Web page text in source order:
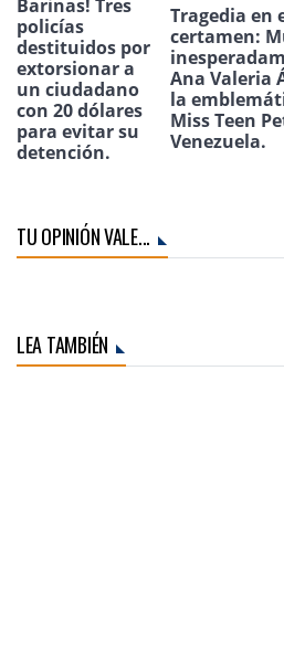
Barinas! Tres
policías
destituidos por
extorsionar a
un ciudadano
con 20 dólares
para evitar su
detención.
Tragedia en
certamen:
Ana Valeria
la
Miss Teen
Venezuela.
TU OPINIÓN VALE...
LEA TAMBIÉN